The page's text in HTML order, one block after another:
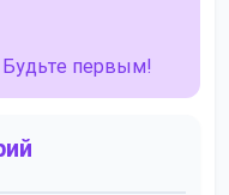
первым!